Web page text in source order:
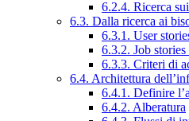
6.2.4. Ricerca
6.3. Dalla ricerca ai
6.3.1. User
6.3.2. Job
6.3.3. Criteri di
6.4. Architettura
6.4.1. Definire
6.4.2. Alberatura